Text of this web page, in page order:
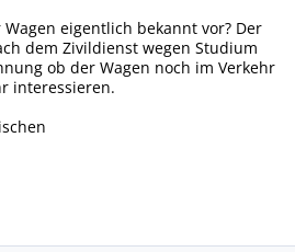
eigentlich bekannt vor? Der
dem Zivildienst wegen Studium
ob der Wagen noch im Verkehr
interessieren.